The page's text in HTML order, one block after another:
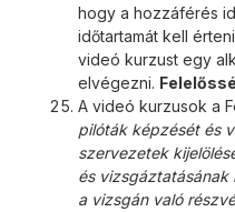
hogy a hozzáférés
időtartamát kell
videó kurzust egy
elvégezni.
A videó kurzusok a
pilóták képzését és
szervezetek
és vizsgáztatásának
a vizsgán való